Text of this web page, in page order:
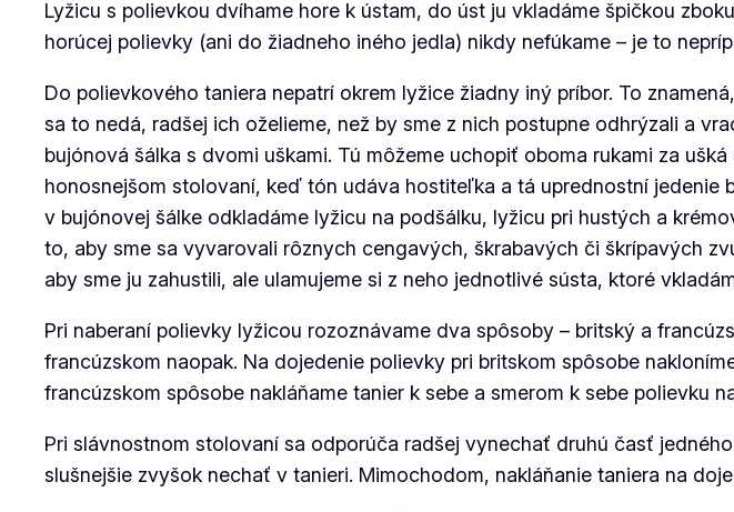
Lyžicu s polievkou dvíhame hore k ústam, do úst ju vkladáme špičkou
horúcej polievky (ani do žiadneho iného jedla) nikdy nefúkame – je to
Do polievkového taniera nepatrí okrem lyžice žiadny iný príbor. To
sa to nedá, radšej ich oželieme, než by sme z nich postupne odhrýzali a
bujónová šálka s dvomi uškami. Tú môžeme uchopiť oboma rukami za
honosnejšom stolovaní, keď tón udáva hostiteľka a tá uprednostní
v bujónovej šálke odkladáme lyžicu na podšálku, lyžicu pri hustých a
to, aby sme sa vyvarovali rôznych cengavých, škrabavých či škrípavých
aby sme ju zahustili, ale ulamujeme si z neho jednotlivé sústa, ktoré
Pri naberaní polievky lyžicou rozoznávame dva spôsoby – britský a
francúzskom naopak. Na dojedenie polievky pri britskom spôsobe
francúzskom spôsobe nakláňame tanier k sebe a smerom k sebe polievku
Pri slávnostnom stolovaní sa odporúča radšej vynechať druhú časť
slušnejšie zvyšok nechať v tanieri. Mimochodom, nakláňanie taniera na